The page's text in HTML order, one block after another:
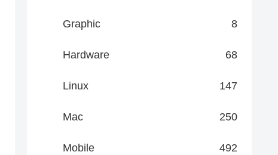
Graphic 8
Hardware 68
Linux 147
Mac 250
Mobile 492